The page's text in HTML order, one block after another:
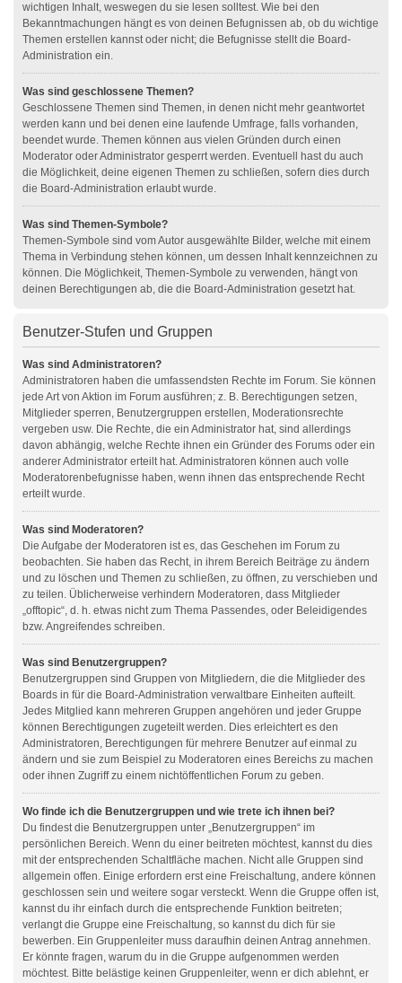
wichtigen Inhalt, weswegen du sie lesen solltest. Wie bei den
Bekanntmachungen hängt es von deinen Befugnissen ab, ob du wichtige
Themen erstellen kannst oder nicht; die Befugnisse stellt die Board-
Administration ein.
Was sind geschlossene Themen?
Geschlossene Themen sind Themen, in denen nicht mehr geantwortet
werden kann und bei denen eine laufende Umfrage, falls vorhanden,
beendet wurde. Themen können aus vielen Gründen durch einen
Moderator oder Administrator gesperrt werden. Eventuell hast du auch
die Möglichkeit, deine eigenen Themen zu schließen, sofern dies durch
die Board-Administration erlaubt wurde.
Was sind Themen-Symbole?
Themen-Symbole sind vom Autor ausgewählte Bilder, welche mit einem
Thema in Verbindung stehen können, um dessen Inhalt kennzeichnen zu
können. Die Möglichkeit, Themen-Symbole zu verwenden, hängt von
deinen Berechtigungen ab, die die Board-Administration gesetzt hat.
Benutzer-Stufen und Gruppen
Was sind Administratoren?
Administratoren haben die umfassendsten Rechte im Forum. Sie können
jede Art von Aktion im Forum ausführen; z. B. Berechtigungen setzen,
Mitglieder sperren, Benutzergruppen erstellen, Moderationsrechte
vergeben usw. Die Rechte, die ein Administrator hat, sind allerdings
davon abhängig, welche Rechte ihnen ein Gründer des Forums oder ein
anderer Administrator erteilt hat. Administratoren können auch volle
Moderatorenbefugnisse haben, wenn ihnen das entsprechende Recht
erteilt wurde.
Was sind Moderatoren?
Die Aufgabe der Moderatoren ist es, das Geschehen im Forum zu
beobachten. Sie haben das Recht, in ihrem Bereich Beiträge zu ändern
und zu löschen und Themen zu schließen, zu öffnen, zu verschieben und
zu teilen. Üblicherweise verhindern Moderatoren, dass Mitglieder
„offtopic“, d. h. etwas nicht zum Thema Passendes, oder Beleidigendes
bzw. Angreifendes schreiben.
Was sind Benutzergruppen?
Benutzergruppen sind Gruppen von Mitgliedern, die die Mitglieder des
Boards in für die Board-Administration verwaltbare Einheiten aufteilt.
Jedes Mitglied kann mehreren Gruppen angehören und jeder Gruppe
können Berechtigungen zugeteilt werden. Dies erleichtert es den
Administratoren, Berechtigungen für mehrere Benutzer auf einmal zu
ändern und sie zum Beispiel zu Moderatoren eines Bereichs zu machen
oder ihnen Zugriff zu einem nichtöffentlichen Forum zu geben.
Wo finde ich die Benutzergruppen und wie trete ich ihnen bei?
Du findest die Benutzergruppen unter „Benutzergruppen“ im
persönlichen Bereich. Wenn du einer beitreten möchtest, kannst du dies
mit der entsprechenden Schaltfläche machen. Nicht alle Gruppen sind
allgemein offen. Einige erfordern erst eine Freischaltung, andere können
geschlossen sein und weitere sogar versteckt. Wenn die Gruppe offen ist,
kannst du ihr einfach durch die entsprechende Funktion beitreten;
verlangt die Gruppe eine Freischaltung, so kannst du dich für sie
bewerben. Ein Gruppenleiter muss daraufhin deinen Antrag annehmen.
Er könnte fragen, warum du in die Gruppe aufgenommen werden
möchtest. Bitte belästige keinen Gruppenleiter, wenn er dich ablehnt, er